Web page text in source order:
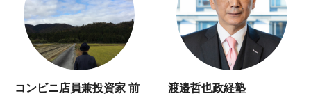
コンビニ店員兼投資家 前
渡邉哲也政経塾